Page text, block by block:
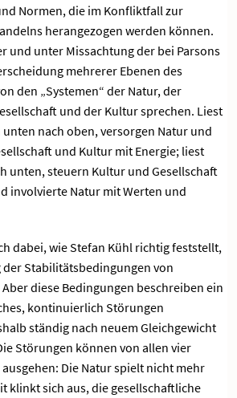
Normen, die im Konfliktfall zur
herangezogen werden können.
und unter Missachtung der bei Parsons
mehrerer Ebenen des
den „Systemen“ der Natur, der
und der Kultur sprechen. Liest
unten nach oben, versorgen Natur und
und Kultur mit Energie; liest
unten, steuern Kultur und Gesellschaft
involvierte Natur mit Werten und
dabei, wie Stefan Kühl richtig feststellt,
Stabilitätsbedingungen von
diese Bedingungen beschreiben ein
kontinuierlich Störungen
ständig nach neuem Gleichgewicht
Störungen können von allen vier
Die Natur spielt nicht mehr
klinkt sich aus, die gesellschaftliche